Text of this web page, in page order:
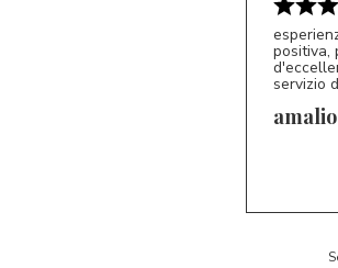
positiva,
servizio